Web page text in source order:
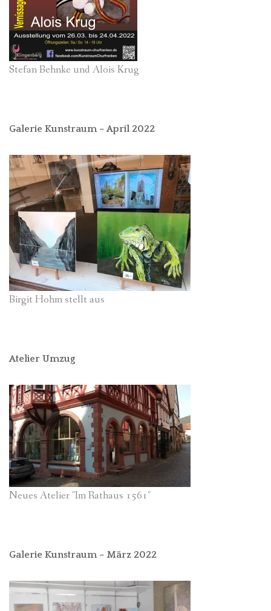
Stefan Behnke und Alois Krug
Galerie Kunstraum – April 2022
Birgit Hohm stellt aus
Atelier Umzug
Neues Atelier "Im Rathaus 1561"
Galerie Kunstraum – März 2022